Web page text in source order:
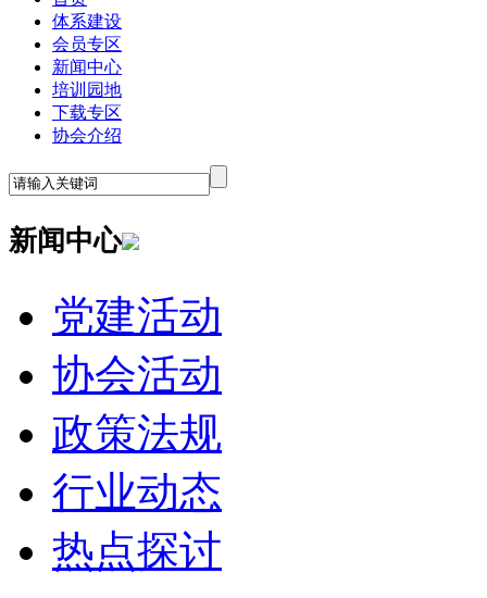
体系建设
会员专区
新闻中心
培训园地
下载专区
协会介绍
新闻中心
党建活动
协会活动
政策法规
行业动态
热点探讨